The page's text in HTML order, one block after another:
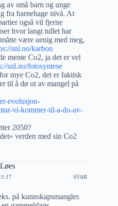
av små barn og unge
fra barnehage nivå. At
også vil fjerne
hvor langt tullet har
være uenig med meg,
snl.no/karbon
mente Co2, ja det er vel
snl.no/fotosyntese
mye Co2, det er faktisk
til å dø ut av mangel på
evolusjon-
vi-kommer-til-a-do-av-
2050?
verden med sin Co2
SVAR
på kunnskapsmangler.